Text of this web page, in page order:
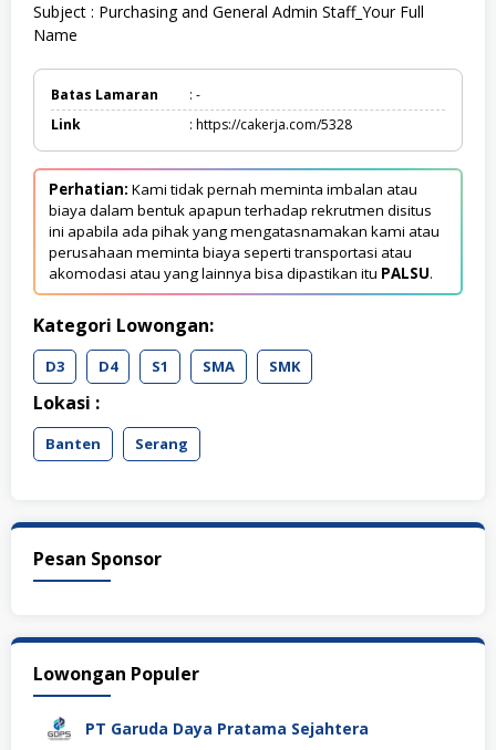
Subject : Purchasing and General Admin Staff_Your Full
Name
Batas Lamaran
: -
Link
: https://cakerja.com/5328
Perhatian: Kami tidak pernah meminta imbalan atau
biaya dalam bentuk apapun terhadap rekrutmen disitus
ini apabila ada pihak yang mengatasnamakan kami atau
perusahaan meminta biaya seperti transportasi atau
akomodasi atau yang lainnya bisa dipastikan itu PALSU.
Kategori Lowongan:
D3 D4 S1 SMA SMK
Lokasi :
Banten Serang
Pesan Sponsor
Lowongan Populer
PT Garuda Daya Pratama Sejahtera